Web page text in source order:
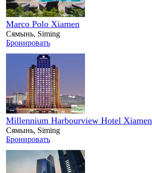
Marco Polo Xiamen
Сямынь, Siming
Бронировать
Millennium Harbourview Hotel Xiamen
Сямынь, Siming
Бронировать